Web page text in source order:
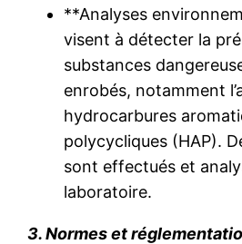
**Analyses
visent à détecter la
substances
enrobés, notamment
hydrocarbures
polycycliques (HAP).
sont effectués et
laboratoire.
3. Normes et